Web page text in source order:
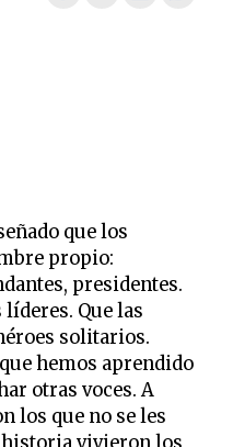
que los
propio:
presidentes.
Que las
solitarios.
hemos aprendido
otras voces. A
los que no se les